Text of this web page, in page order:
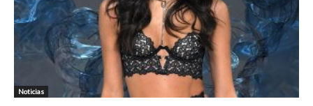
Noticias